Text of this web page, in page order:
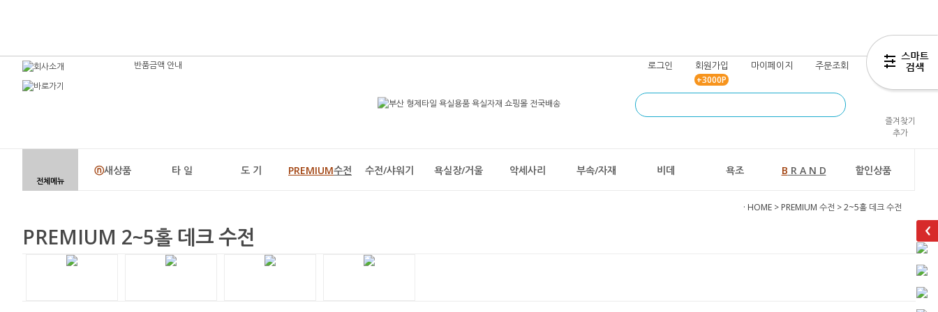
반품금액 안내 로그인 회원가입
+3000P
마이페이지 주문조회 장바구니
즐겨찾기
추가
전체메뉴
ⓝ새상품 타 일 도 기 PREMIUM수전 수전/샤워기 욕실장/거울 악세사리 부속/자재 비데 욕조 B R A N D 할인상품
· HOME > PREMIUM 수전 >2~5홀 데크 수전
PREMIUM 2~5홀 데크 수전